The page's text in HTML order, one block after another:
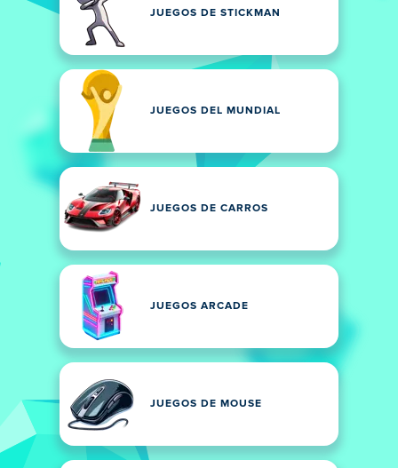
JUEGOS DE STICKMAN
JUEGOS DEL MUNDIAL
JUEGOS DE CARROS
JUEGOS ARCADE
JUEGOS DE MOUSE